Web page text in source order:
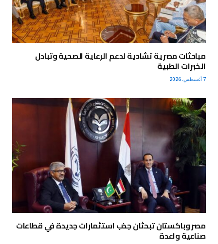
مباحثات مصرية تشادية لدعم الرعاية الصحية وتبادل
الخبرات الطبية
7 أغسطس، 2026
مصر وباكستان تبحثان جذب استثمارات جديدة في قطاعات
صناعية واعدة